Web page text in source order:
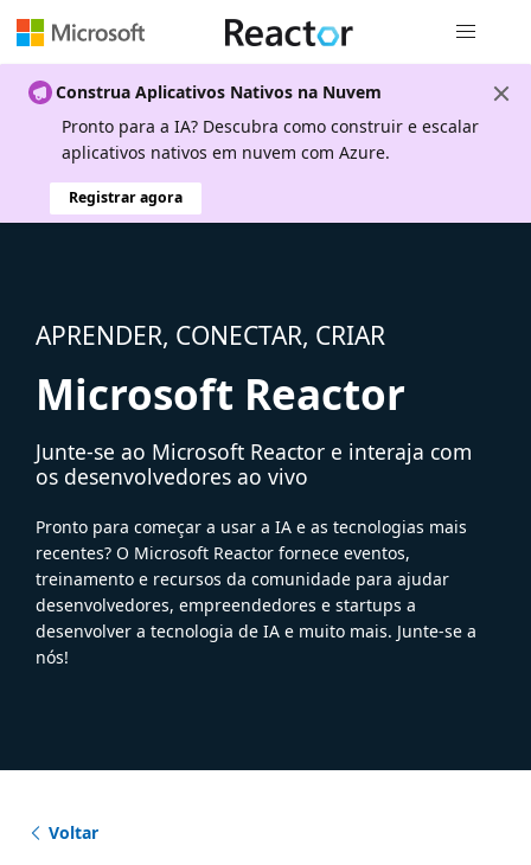
Construa Aplicativos Nativos na Nuvem
Pronto para a IA? Descubra como construir e escalar
aplicativos nativos em nuvem com Azure.
Registrar agora
APRENDER, CONECTAR, CRIAR
Microsoft Reactor
Junte-se ao Microsoft Reactor e interaja com
os desenvolvedores ao vivo
Pronto para começar a usar a IA e as tecnologias mais
recentes? O Microsoft Reactor fornece eventos,
treinamento e recursos da comunidade para ajudar
desenvolvedores, empreendedores e startups a
desenvolver a tecnologia de IA e muito mais. Junte-se a
nós!
Voltar